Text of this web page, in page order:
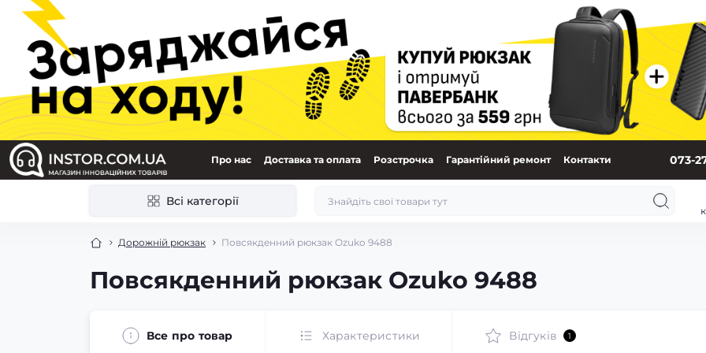
Про нас Доставка та оплата Розстрочка Гарантійний ремонт Контакти 073-
Всі категорії
Дорожній рюкзак Повсякденний рюкзак Ozuko 9488
Повсякденний рюкзак Ozuko 9488
Все про товар Характеристики Відгуків 1